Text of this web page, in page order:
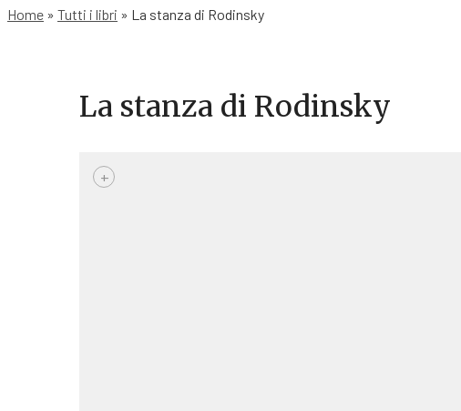
Home » Tutti i libri » La stanza di Rodinsky
La stanza di Rodinsky
+